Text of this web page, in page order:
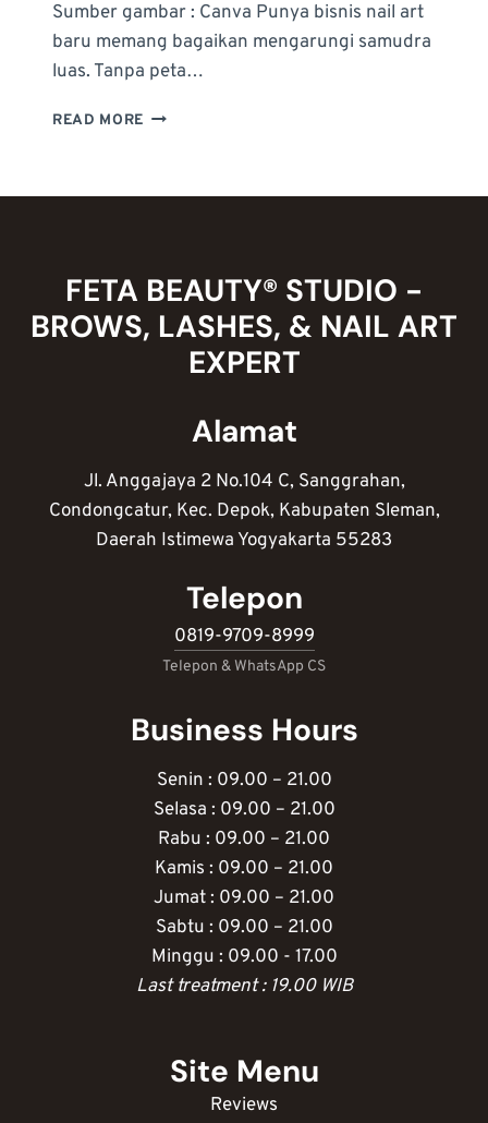
Sumber gambar : Canva Punya bisnis nail art
baru memang bagaikan mengarungi samudra
luas. Tanpa peta…
READ MORE PANDUAN
LENGKAP
FETA BEAUTY® STUDIO -
BROWS, LASHES, & NAIL ART
EXPERT
Alamat
Jl. Anggajaya 2 No.104 C, Sanggrahan,
Condongcatur, Kec. Depok, Kabupaten Sleman,
Daerah Istimewa Yogyakarta 55283
Telepon
0819-9709-8999
Telepon & WhatsApp CS
Business Hours
Senin : 09.00 – 21.00
Selasa : 09.00 – 21.00
Rabu : 09.00 – 21.00
Kamis : 09.00 – 21.00
Jumat : 09.00 – 21.00
Sabtu : 09.00 – 21.00
Minggu : 09.00 - 17.00
Last treatment : 19.00 WIB
Site Menu
Reviews